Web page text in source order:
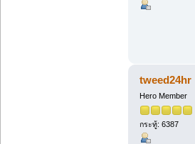
tweed24hr
Hero Member
กระทู้: 6387